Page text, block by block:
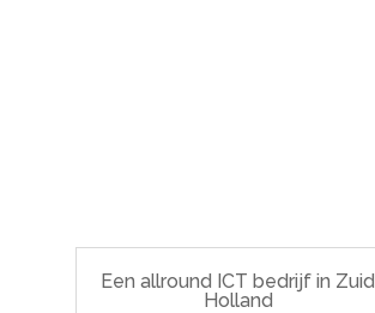
Een allround ICT bedrijf in Zuid
Holland